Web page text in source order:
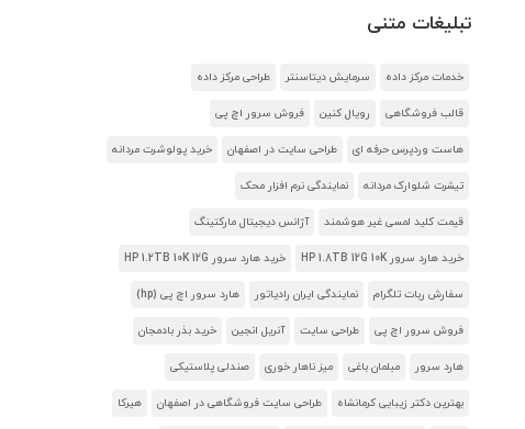
تبلیغات متنی
خدمات مرکز داده سرمایش دیتاسنتر طراحی مرکز داده
قالب فروشگاهی رویال کنین فروش سرور اچ پی
هاست وردپرس حرفه ای طراحی سایت در اصفهان خرید پولوشرت مردانه
تیشرت شلوارک مردانه نمایندگی نرم افزار محک
قیمت کلید لمسی غیر هوشمند آژانس دیجیتال مارکتینگ
خرید هارد سرور HP 1.8TB 12G 10K خرید هارد سرور HP 1.2TB 10K 12G
سفارش ربات تلگرام نمایندگی ایران رادیاتور هارد سرور اچ پی (hp)
فروش سرور اچ پی طراحی سایت آنریل انجین خرید بذر بادمجان
هارد سرور مبلمان باغی میز ناهار خوری صندلی پلاستیکی
بهترین دکتر زیبایی کرمانشاه طراحی سایت فروشگاهی در اصفهان هیرکا